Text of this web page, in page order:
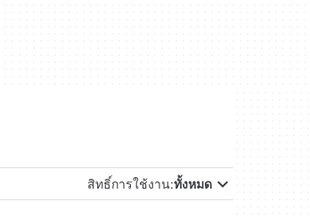
สิทธิ์การใช้งาน:ทั้งหมด